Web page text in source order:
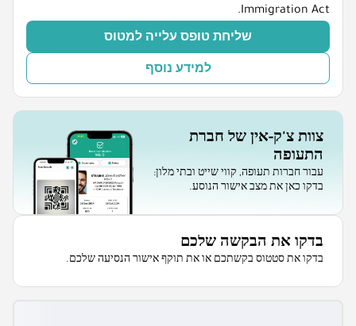
Immigration Act.
שליחת טופס עלייה למטוס
למידע נוסף
צוות צ'ק-אין של חברת
התעופה
עבור חברות תעופה, קווי שייט ובתי מלון:
בדקו כאן את מצב אישור הנוסע.
בדקו את הבקשה שלכם
בדקו את סטטוס בקשתכם או את תוקף אישור הנסיעה שלכם.